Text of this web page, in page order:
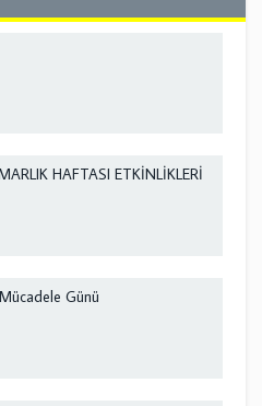
HAFTASI ETKİNLİKLERİ
Günü